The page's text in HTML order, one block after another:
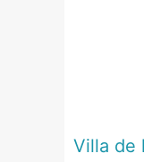
Villa de